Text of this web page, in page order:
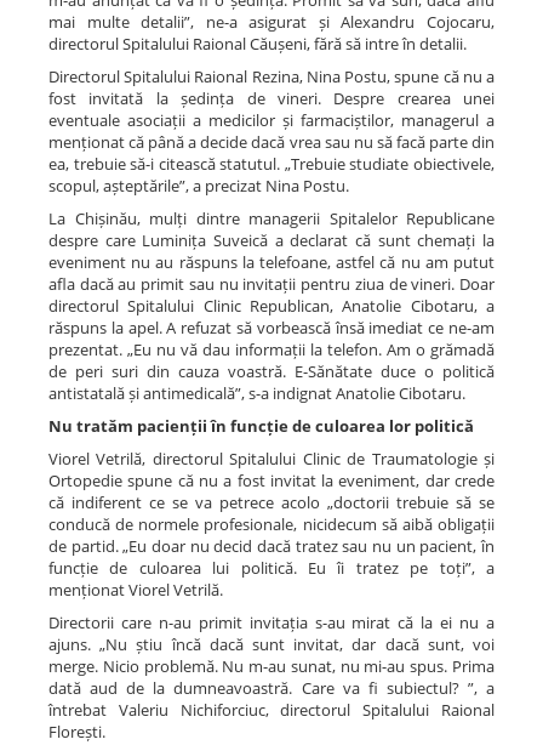
mai multe detalii”, ne-a asigurat și Alexandru Cojocaru,
directorul Spitalului Raional Căușeni, fără să intre în detalii.
Directorul Spitalului Raional Rezina, Nina Postu, spune că nu a
fost invitată la ședința de vineri. Despre crearea unei
eventuale asociații a medicilor și farmaciștilor, managerul a
menționat că până a decide dacă vrea sau nu să facă parte din
ea, trebuie să-i citească statutul. „Trebuie studiate obiectivele,
scopul, așteptările”, a precizat Nina Postu.
La Chișinău, mulți dintre managerii Spitalelor Republicane
despre care Luminița Suveică a declarat că sunt chemați la
eveniment nu au răspuns la telefoane, astfel că nu am putut
afla dacă au primit sau nu invitații pentru ziua de vineri. Doar
directorul Spitalului Clinic Republican, Anatolie Cibotaru, a
răspuns la apel. A refuzat să vorbească însă imediat ce ne-am
prezentat. „Eu nu vă dau informații la telefon. Am o grămadă
de peri suri din cauza voastră. E-Sănătate duce o politică
antistatală și antimedicală”, s-a indignat Anatolie Cibotaru.
Nu tratăm pacienții în funcție de culoarea lor politică
Viorel Vetrilă, directorul Spitalului Clinic de Traumatologie și
Ortopedie spune că nu a fost invitat la eveniment, dar crede
că indiferent ce se va petrece acolo „doctorii trebuie să se
conducă de normele profesionale, nicidecum să aibă obligații
de partid. „Eu doar nu decid dacă tratez sau nu un pacient, în
funcție de culoarea lui politică. Eu îi tratez pe toți”, a
menționat Viorel Vetrilă.
Directorii care n-au primit invitația s-au mirat că la ei nu a
ajuns. „Nu știu încă dacă sunt invitat, dar dacă sunt, voi
merge. Nicio problemă. Nu m-au sunat, nu mi-au spus. Prima
dată aud de la dumneavoastră. Care va fi subiectul? ”, a
întrebat Valeriu Nichiforciuc, directorul Spitalului Raional
Florești.